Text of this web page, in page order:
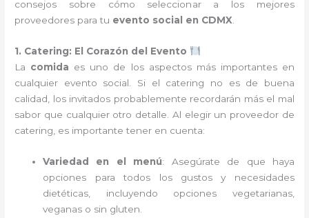
consejos sobre cómo seleccionar a los mejores
proveedores para tu evento social en CDMX
1. Catering: El Corazón del Evento
La comida es uno de los aspectos más importantes en
cualquier evento social. Si el catering no es de buena
calidad, los invitados probablemente recordarán más el mal
sabor que cualquier otro detalle. Al elegir un proveedor de
catering, es importante tener en cuenta:
Variedad en el menú: Asegúrate de que haya
opciones para todos los gustos y necesidades
dietéticas, incluyendo opciones vegetarianas,
veganas o sin gluten.